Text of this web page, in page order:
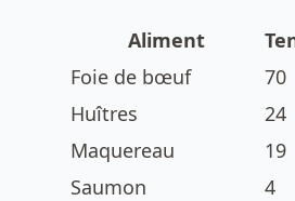
Aliment
Foie de bœuf
70
Huîtres
24
Maquereau
19
Saumon
4